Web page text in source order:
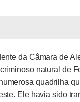
da Câmara de
natural de
quadrilha
Ele havia sido